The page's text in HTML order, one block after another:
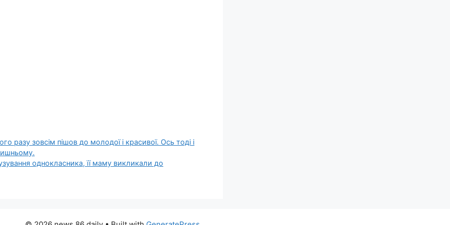
разу зовсім пішов до молодої і красивої. Ось тоді і
однокласника, її маму викликали до